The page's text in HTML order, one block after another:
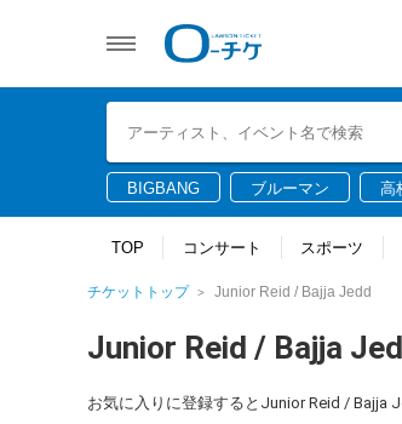
BIGBANG ブルーマン 高
TOP コンサート スポーツ
チケットトップ Junior Reid / Bajja Jedd
Junior Reid / Bajja
お気に入りに登録するとJunior Reid / Bajja